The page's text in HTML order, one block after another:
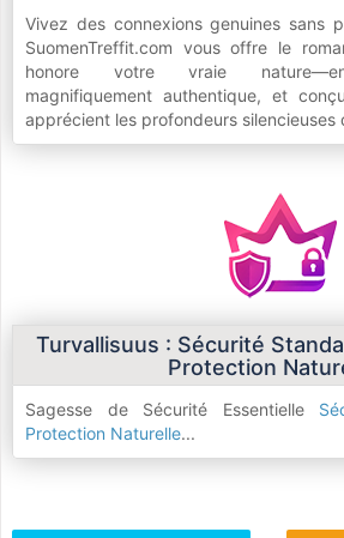
Vivez des connexions genuines sans
SuomenTreffit.com vous offre le
honore votre vraie
magnifiquement authentique, et
apprécient les profondeurs silencieuses
Turvallisuus : Sécurité
Protection
Sagesse de Sécurité Essentielle
Protection Naturelle...